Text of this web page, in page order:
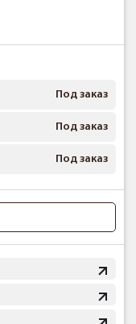
Под заказ
Под заказ
Под заказ